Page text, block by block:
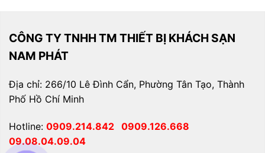
CÔNG TY TNHH TM THIẾT BỊ KHÁCH SẠN
NAM PHÁT
Địa chỉ: 266/10 Lê Đình Cẩn, Phường Tân Tạo, Thành
Phố Hồ Chí Minh
Hotline: 0909.214.842 0909.126.668
09.08.04.09.04